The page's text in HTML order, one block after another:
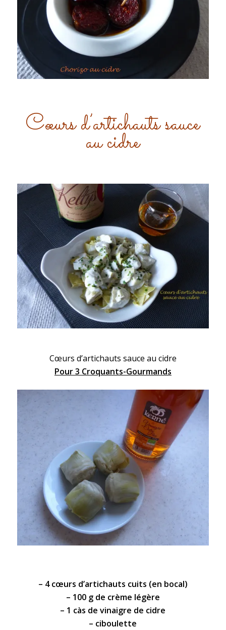
Cœurs d’artichauts sauce
au cidre
Cœurs d’artichauts sauce au cidre
Pour 3 Croquants-Gourmands
– 4cœurs d’artichauts cuits (en bocal)
– 100 g de crème légère
– 1 càs devinaigre de cidre
– ciboulette